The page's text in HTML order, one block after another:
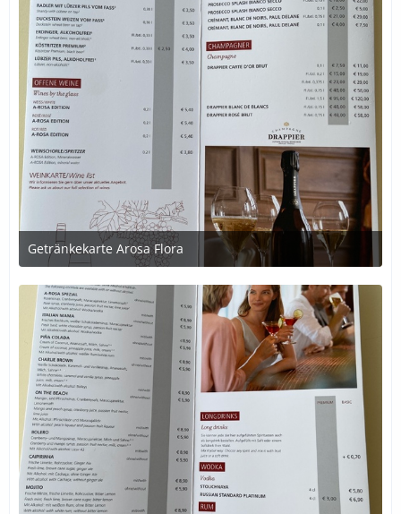
Getränkekarte Arosa Flora
1. Juli 2020 um 21:39